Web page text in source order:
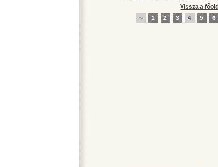
Vissza a
<
1 2 3 4 5 6